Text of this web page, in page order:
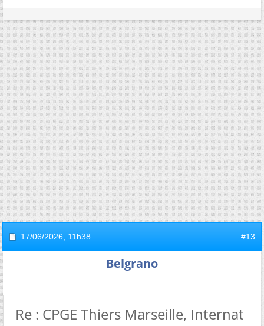
17/06/2026, 11h38 #13
Belgrano
Re : CPGE Thiers Marseille, Internat